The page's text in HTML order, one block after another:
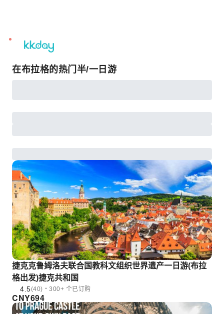
unread
notifications
在布拉格的热门半/一日游
捷克克鲁姆洛夫联合国教科文组织世界遗产一日游(布拉
格出发)捷克共和国
4.5(40)・300+ 个已订购
CNY694